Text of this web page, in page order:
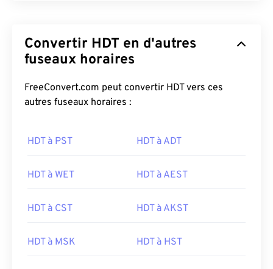
Convertir HDT en d'autres
fuseaux horaires
FreeConvert.com peut convertir HDT vers ces
autres fuseaux horaires :
HDT à PST HDT à ADT
HDT à WET HDT à AEST
HDT à CST HDT à AKST
HDT à MSK HDT à HST